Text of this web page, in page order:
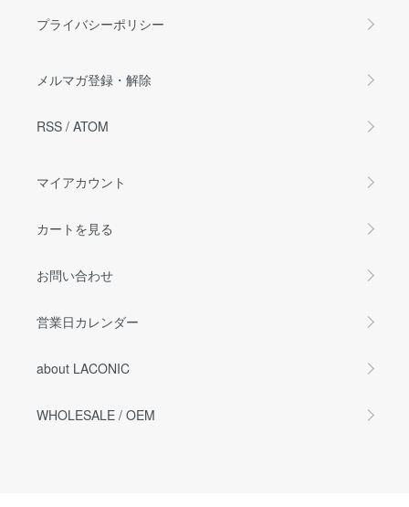
プライバシーポリシー
メルマガ登録・解除
RSS / ATOM
マイアカウント
カートを見る
お問い合わせ
営業日カレンダー
about LACONIC
WHOLESALE / OEM